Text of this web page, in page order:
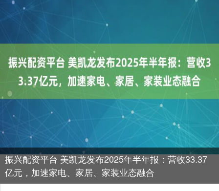
振兴配资平台 美凯龙发布2025年半年报：营收33.37
亿元，加速家电、家居、家装业态融合